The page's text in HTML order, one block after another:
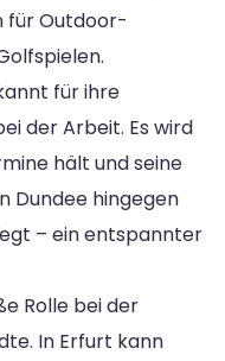
für Outdoor-
für ihre
der Arbeit. Es wird
hält und seine
Dundee hingegen
– ein entspannter
Rolle bei der
In Erfurt kann